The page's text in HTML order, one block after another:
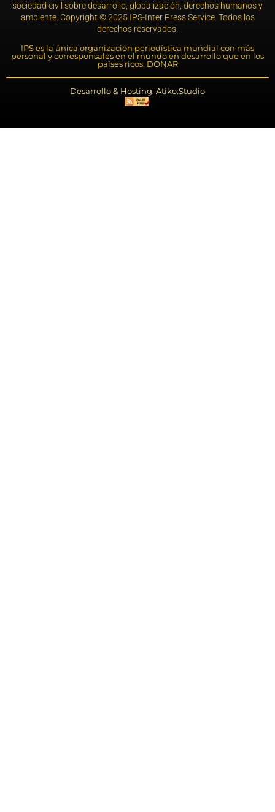
sociedad civil sobre desarrollo, globalización, derechos humanos y
ambiente. Copyright © 2025 IPS-Inter Press Service. Todos los
derechos reservados.
IPS es la única organización periodística mundial con más
personal y corresponsales en el mundo en desarrollo que en los
países ricos. DONAR
Desarrollo & Hosting: Atiko.Studio